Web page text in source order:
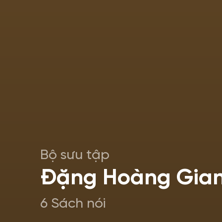
Bộ sưu tập
Đặng Hoàng
6 Sách nói